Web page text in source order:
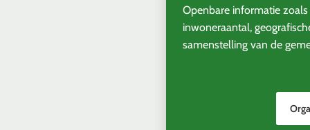
Openbare informatie
inwoneraantal,
samenstelling van de